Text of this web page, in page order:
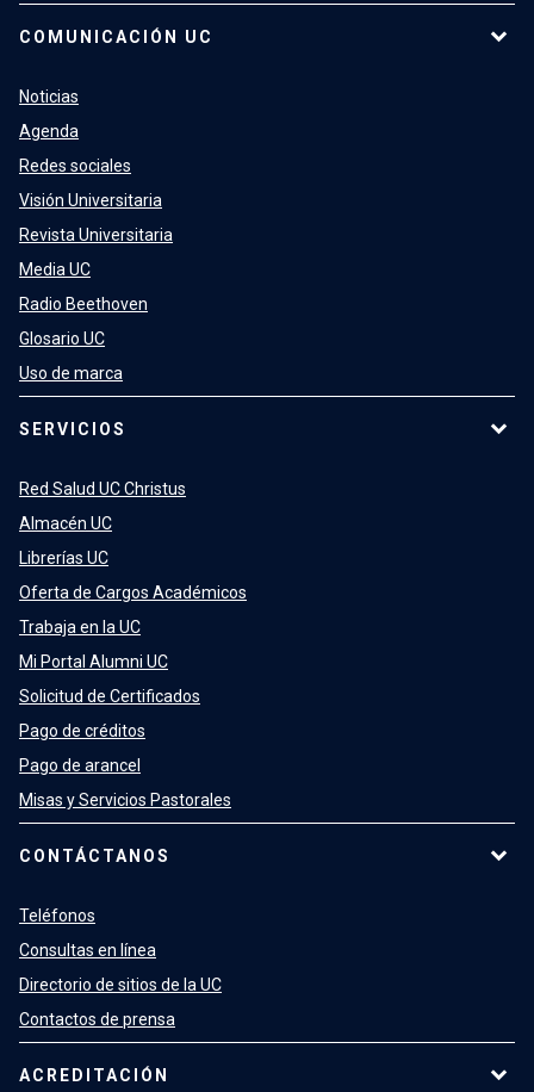
COMUNICACIÓN UC
Noticias
Agenda
Redes sociales
Visión Universitaria
Revista Universitaria
Media UC
Radio Beethoven
Glosario UC
Uso de marca
SERVICIOS
Red Salud UC Christus
Almacén UC
Librerías UC
Oferta de Cargos Académicos
Trabaja en la UC
Mi Portal Alumni UC
Solicitud de Certificados
Pago de créditos
Pago de arancel
Misas y Servicios Pastorales
CONTÁCTANOS
Teléfonos
Consultas en línea
Directorio de sitios de la UC
Contactos de prensa
ACREDITACIÓN